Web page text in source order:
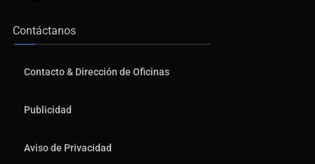
Contáctanos
Contacto & Dirección de Oficinas
Publicidad
Aviso de Privacidad